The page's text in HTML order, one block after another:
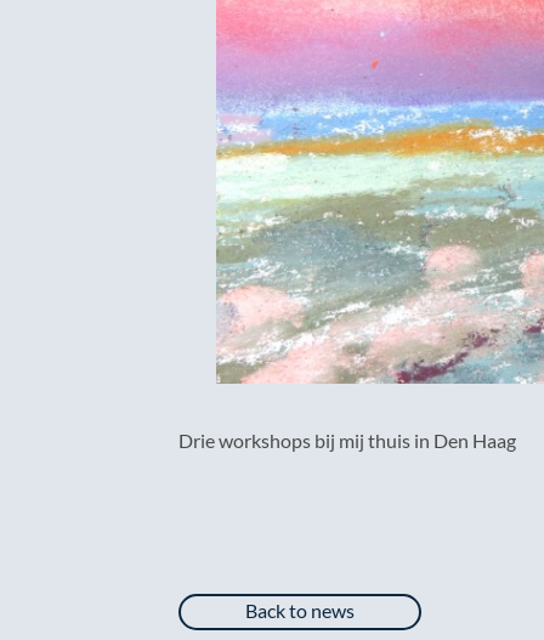
Drie workshops bij mij thuis in Den Haag
Back to news